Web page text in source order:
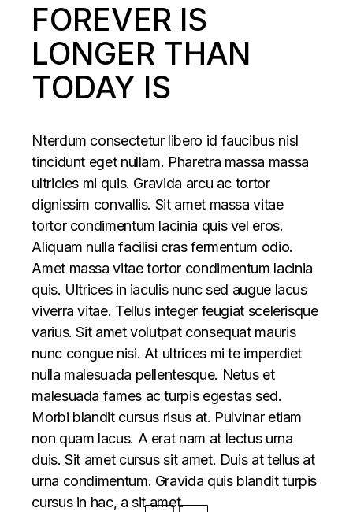
FOREVER IS
LONGER THAN
TODAY IS
Nterdum consectetur libero id faucibus nisl
tincidunt eget nullam. Pharetra massa massa
ultricies mi quis. Gravida arcu ac tortor
dignissim convallis. Sit amet massa vitae
tortor condimentum lacinia quis vel eros.
Aliquam nulla facilisi cras fermentum odio.
Amet massa vitae tortor condimentum lacinia
quis. Ultrices in iaculis nunc sed augue lacus
viverra vitae. Tellus integer feugiat scelerisque
varius. Sit amet volutpat consequat mauris
nunc congue nisi. At ultrices mi te imperdiet
nulla malesuada pellentesque. Netus et
malesuada fames ac turpis egestas sed.
Morbi blandit cursus risus at. Pulvinar etiam
non quam lacus. A erat nam at lectus urna
duis. Sit amet cursus sit amet. Duis at tellus at
urna condimentum. Gravida quis blandit turpis
cursus in hac, a sit amet.